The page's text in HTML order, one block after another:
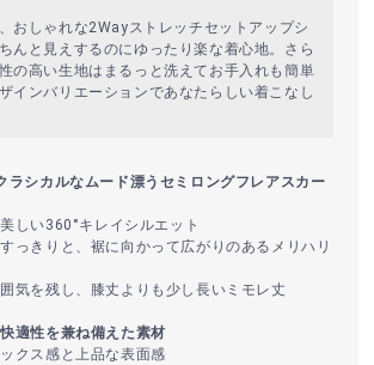
おしゃれな2Wayストレッチセットアップシ
んと見えするのにゆったり楽な着心地。さら
の高い生地はまるっと洗えてお手入れも簡単
インバリエーションであなたらしい着こなし
ラシカルなムード漂うセミロングフレアスカー
しい360°キレイシルエット
っきりと、裾に向かって広がりのあるメリハリ
気を残し、膝丈よりも少し長いミモレ丈
適性を兼ね備えた素材
クス感と上品な表面感